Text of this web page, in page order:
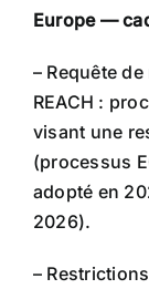
Europe —
– Requête
REACH :
visant une
(processus
adopté en
2026).
–